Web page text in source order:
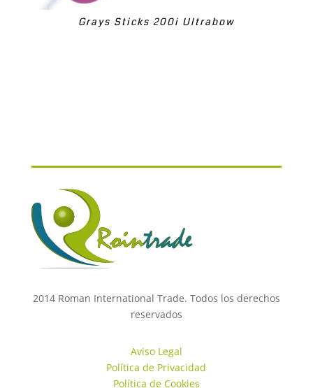
Grays Sticks 200i Ultrabow
2014 Roman International Trade. Todos los derechos
reservados
Aviso Legal
Política de Privacidad
Política de Cookies